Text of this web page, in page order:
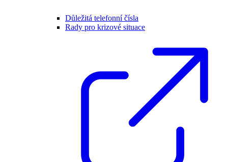
Důležitá telefonní čísla
Rady pro krizové situace